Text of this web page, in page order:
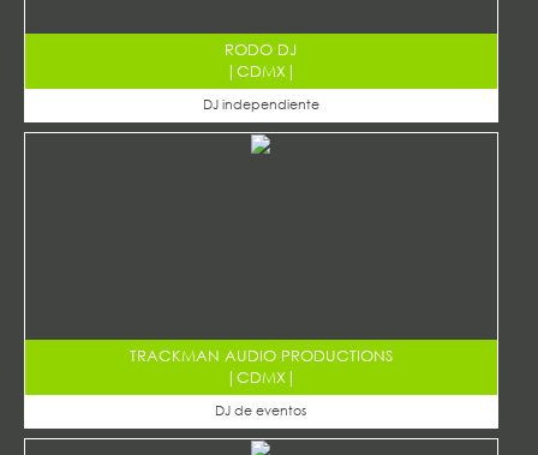
RODO DJ
| CDMX|
DJ independiente
TRACKMAN AUDIO PRODUCTIONS
| CDMX|
DJ de eventos